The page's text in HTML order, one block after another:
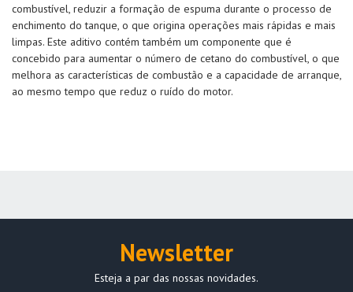
Frota empresas
combustível, reduzir a formação de espuma durante o processo de
enchimento do tanque, o que origina operações mais rápidas e mais
limpas. Este aditivo contém também um componente que é
concebido para aumentar o número de cetano do combustível, o que
melhora as características de combustão e a capacidade de arranque,
ao mesmo tempo que reduz o ruído do motor.
Newsletter
Esteja a par das nossas novidades.